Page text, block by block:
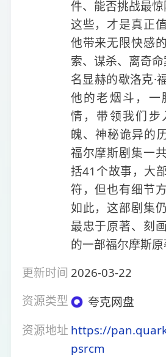
件、能否挑战最
这些，才是真正
他带来无限快感
索、谋杀、离奇
名显赫的歇洛克·
他的老烟斗，一
情，带领我们步
魄、神秘诡异的
福尔摩斯剧集一
括41个故事，大
符，但也有细节
如此，这部剧集
最忠于原著、刻
的一部福尔摩斯原
更新时间 2026-03-22
资源类型
夸克网盘
资源地址 https://
psrcm